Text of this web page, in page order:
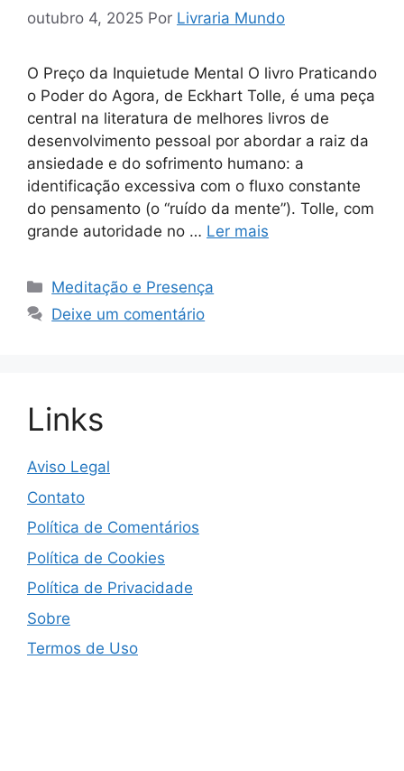
outubro 4, 2025 Por Livraria Mundo
O Preço da Inquietude Mental O livro Praticando
o Poder do Agora, de Eckhart Tolle, é uma peça
central na literatura de melhores livros de
desenvolvimento pessoal por abordar a raiz da
ansiedade e do sofrimento humano: a
identificação excessiva com o fluxo constante
do pensamento (o “ruído da mente”). Tolle, com
grande autoridade no … Ler mais
Categorias
Meditação e Presença
Deixe um comentário
Links
Aviso Legal
Contato
Política de Comentários
Política de Cookies
Política de Privacidade
Sobre
Termos de Uso